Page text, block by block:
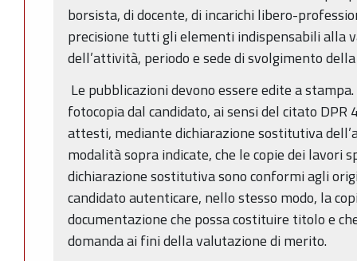
borsista, di docente, di incarichi libero-
precisione tutti gli elementi indispensabili alla
dell’attività, periodo e sede di svolgimento
Le pubblicazioni devono essere edite a
fotocopia dal candidato, ai sensi del citato
attesti, mediante dichiarazione sostitutiva
modalità sopra indicate, che le copie dei lavori
dichiarazione sostitutiva sono conformi agli
candidato autenticare, nello stesso modo, la
documentazione che possa costituire titolo e
domanda ai fini della valutazione di merito.